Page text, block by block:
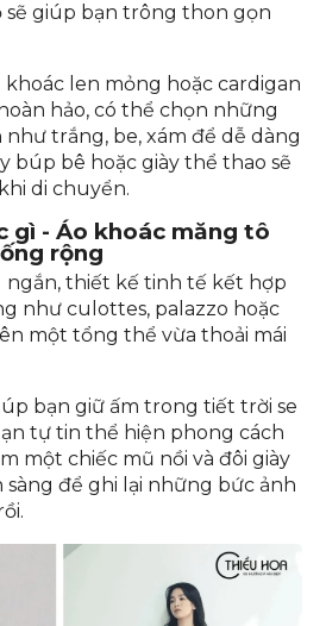
thích phong cách vintage.
váy có độ dài qua gối hoặc
tạo cảm giác thanh lịch, họa
sẽ giúp bạn trông thon gọn
len mỏng hoặc cardigan
hảo, có thể chọn những
trắng, be, xám để dễ dàng
búp bê hoặc giày thể thao sẽ
di chuyển.
gì - Áo khoác măng tô
rộng
ngắn, thiết kế tinh tế kết hợp
như culottes, palazzo hoặc
một tổng thể vừa thoải mái
bạn giữ ấm trong tiết trời se
tự tin thể hiện phong cách
một chiếc mũ nồi và đôi giày
sàng để ghi lại những bức ảnh